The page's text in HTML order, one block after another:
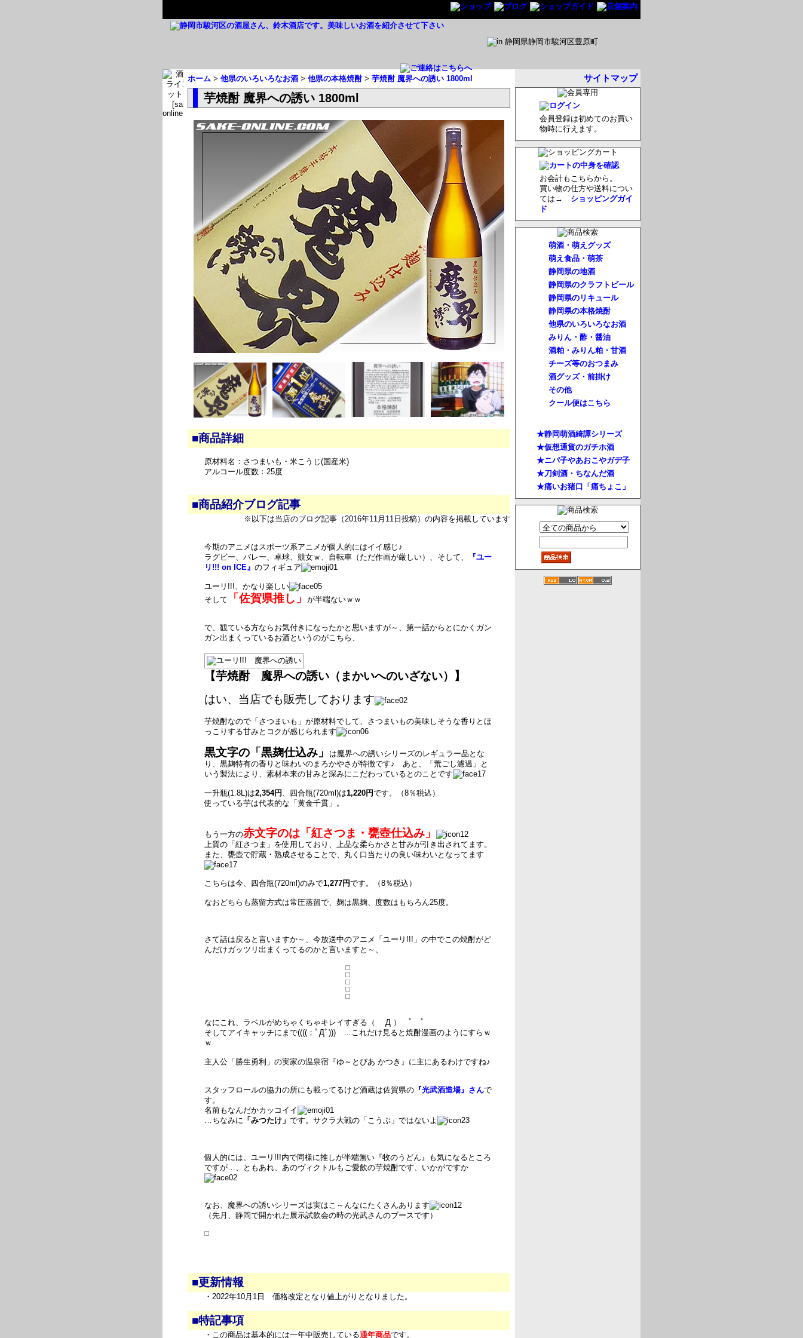
ホーム > 他県のいろいろなお酒 > 他県の本格焼酎> 芋焼酎 魔界への誘い 1800ml
芋焼酎 魔界への誘い 1800ml
■商品詳細
原材料名：さつまいも・米こうじ(国産米)
アルコール度数：25度
■商品紹介ブログ記事
※以下は当店のブログ記事（2016年11月11日投稿）の内容を掲載しています
今期のアニメはスポーツ系アニメが個人的にはイイ感じ♪
ラグビー、バレー、卓球、競女ｗ、自転車（ただ作画が厳しい）、そして、
『ユー
リ!!! on ICE』 のフィギュア
ユーリ!!!、かなり楽しい
そして
「佐賀県推し」 が半端ないｗｗ
で、観ている方ならお気付きになったかと思いますが～、第一話からとにかくガン
ガン出まくっているお酒というのがこちら、
【芋焼酎 魔界への誘い（まかいへのいざない）】
はい、当店でも販売しております
芋焼酎なので「さつまいも」が原材料でして、さつまいもの美味しそうな香りとほ
っこりする甘みとコクが感じられます
黒文字の「黒麹仕込み」
は魔界への誘いシリーズのレギュラー品とな
り、黒麹特有の香りと味わいのまろかやさが特徴です♪ あと、「荒ごし濾過」と
いう製法により、素材本来の甘みと深みにこだわっているとのことです
一升瓶(1.8L)は2,354円 、四合瓶(720ml)は1,220円です。（8％税込）
使っている芋は代表的な「黄金千貫」。
もう一方の赤文字のは「紅さつま・甕壺仕込み」
上質の「紅さつま」を使用しており、上品な柔らかさと甘みが引き出されてます。
また、甕壺で貯蔵・熟成させることで、丸く口当たりの良い味わいとなってます
こちらは今、四合瓶(720ml)のみで1,277円です。（8％税込）
なおどちらも蒸留方式は常圧蒸留で、麹は黒麹、度数はもちろん25度。
さて話は戻ると言いますか～、今放送中のアニメ「ユーリ!!!」の中でこの焼酎がど
んだけガッツリ出まくってるのかと言いますと～、
なにこれ、ラベルがめちゃくちゃキレイすぎる（ Д ） ﾟ ﾟ
そしてアイキャッチにまで((((；ﾟДﾟ))) …これだけ見ると焼酎漫画のようにすらｗ
ｗ
主人公「勝生勇利」の実家の温泉宿『ゆ～とぴあ かつき』に主にあるわけですね♪
スタッフロールの協力の所にも載ってるけど酒蔵は佐賀県の 『光武酒造場』さんで
す。
名前もなんだかカッコイイ
…ちなみに 「みつたけ」 です。サクラ大戦の「こうぶ」ではないよ
個人的には、ユーリ!!!内で同様に推しが半端無い『牧のうどん』も気になるところ
ですが…、ともあれ、あのヴィクトルもご愛飲の芋焼酎です、いかがですか
なお、魔界への誘いシリーズは実はこ～んなにたくさんあります
（先月、静岡で開かれた展示試飲会の時の光武さんのブースです）
■更新情報
・2022年10月1日 価格改定となり値上がりとなりました。
■特記事項
・この商品は基本的には一年中販売している通年商品です。
サイトマップ
会員登録は初めてのお買い
物時に行えます。
お会計もこちらから。
買い物の仕方や送料につい
ては→ ショッピングガイ
ド
萌酒・萌えグッズ
萌え食品・萌茶
静岡県の地酒
静岡県のクラフトビール
静岡県のリキュール
静岡県の本格焼酎
他県のいろいろなお酒
みりん・酢・醤油
酒粕・みりん粕・甘酒
チーズ等のおつまみ
酒グッズ・前掛け
その他
クール便はこちら
★静岡萌酒綺譚シリーズ
★仮想通貨のガチホ酒
★ニパ子やあおこやガデ子
★刀剣酒・ちなんだ酒
★痛いお猪口「痛ちょこ」